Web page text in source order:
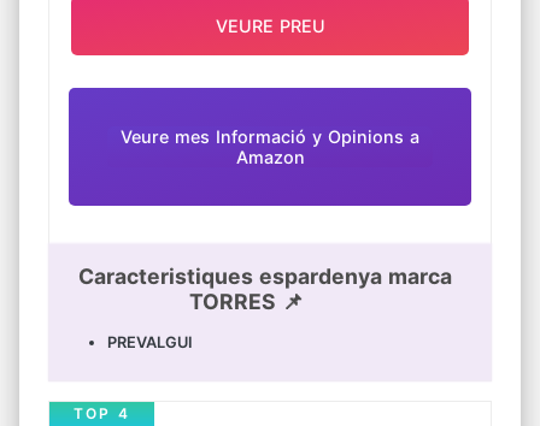
Veure mes Informació y Opinions a
Amazon
Caracteristiques espardenya marca
TORRES 📌
PREVALGUI
VEURE PREU
TOP 4